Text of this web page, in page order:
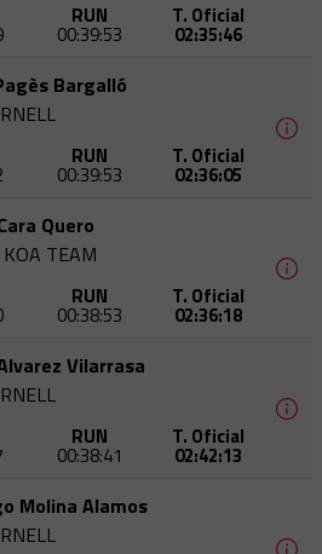
RUN
00:39:53
T. Oficial
02:35:46
Bargalló
RUN
00:39:53
T. Oficial
02:36:05
Quero
TEAM
RUN
00:38:53
T. Oficial
02:36:18
Vilarrasa
RUN
00:38:41
T. Oficial
02:42:13
Molina Alamos